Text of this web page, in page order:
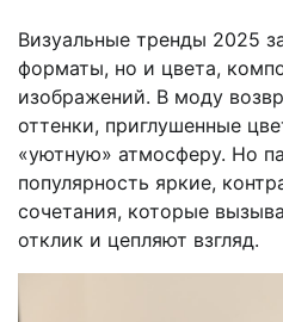
Визуальные тренды 2025
форматы, но и цвета,
изображений. В моду
оттенки, приглушенные
«уютную» атмосферу. Но
популярность яркие,
сочетания, которые
отклик и цепляют взгляд.